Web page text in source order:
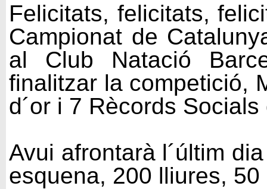
Felicitats, felicitats,
Campionat de
al Club Natació
finalitzar la competició,
d´or i 7 Rècords
Avui afrontarà l´últim
esquena, 200 lliures,